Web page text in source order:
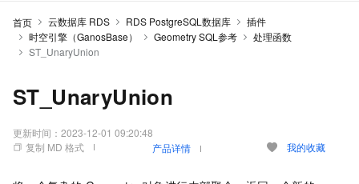
首页 云数据库 RDS RDS PostgreSQL数据库
插件
时空引擎（GanosBase）
Geometry SQL参考
处理函数
ST_UnaryUnion
ST_UnaryUnion
更新时间： 2023-12-01 09:20:48
复制 MD 格式
产品详情 我的收藏